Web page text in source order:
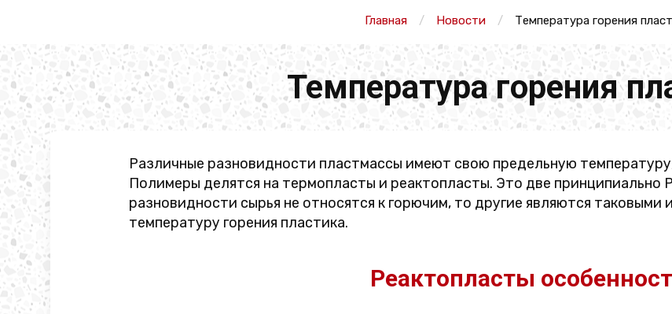
Главная Новости Температура горения
Температура горения
Различные разновидности пластмассы имеют свою предельную
Полимеры делятся на термопласты и реактопласты. Это две принципиально
разновидности сырья не относятся к горючим, то другие являются таковыми
температуру горения пластика.
Реактопласты